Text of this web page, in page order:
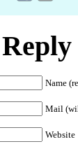
Name
Mail
Website